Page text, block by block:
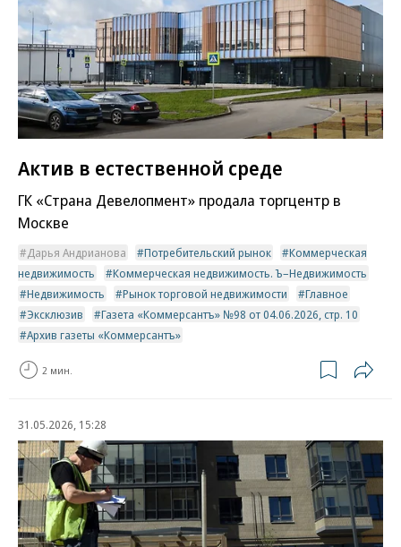
Актив в естественной среде
ГК «Страна Девелопмент» продала торгцентр в
Москве
Дарья Андрианова Потребительский рынок
Коммерческая
недвижимость
Коммерческая недвижимость. Ъ–Недвижимость
Недвижимость
Рынок торговой недвижимости
Главное
Эксклюзив
Газета «Коммерсантъ» №98 от 04.06.2026, стр. 10
Архив газеты «Коммерсантъ»
2 мин.
31.05.2026, 15:28